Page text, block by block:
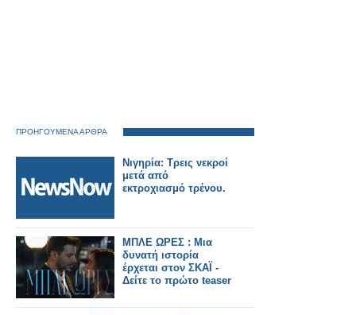
ΠΡΟΗΓΟΥΜΕΝΑ ΑΡΘΡΑ
Νιγηρία: Τρεις νεκροί
μετά από
εκτροχιασμό τρένου.
ΜΠΛΕ ΩΡΕΣ : Μια
δυνατή ιστορία
έρχεται στον ΣΚΑΪ -
Δείτε το πρώτο teaser